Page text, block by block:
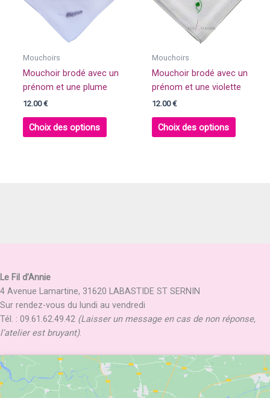
Mouchoirs
Mouchoir brodé avec un
prénom et une plume
12.00€
Choix des options
Mouchoirs
Mouchoir brodé avec un
prénom et une violette
12.00€
Choix des options
Le Fil d’Annie
4 Avenue Lamartine, 31620 LABASTIDE ST SERNIN
Sur rendez-vous du lundi au vendredi
Tél. : 09.61.62.49.42 (Laisser un message en cas de non réponse,
l’atelier est bruyant).